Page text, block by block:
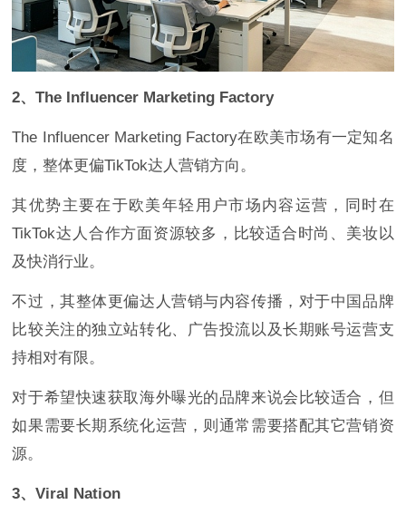
2、The Influencer Marketing Factory
The Influencer Marketing Factory在欧美市场有一定知名
度，整体更偏TikTok达人营销方向。
其优势主要在于欧美年轻用户市场内容运营，同时在
TikTok达人合作方面资源较多，比较适合时尚、美妆以
及快消行业。
不过，其整体更偏达人营销与内容传播，对于中国品牌
比较关注的独立站转化、广告投流以及长期账号运营支
持相对有限。
对于希望快速获取海外曝光的品牌来说会比较适合，但
如果需要长期系统化运营，则通常需要搭配其它营销资
源。
3、Viral Nation